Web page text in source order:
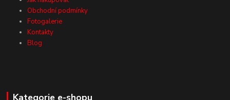
Obchodní podmínky
Fotogalerie
Kontakty
Blog
Kategorie e-shopu